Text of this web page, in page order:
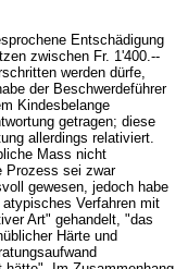
Entschädigung
zwischen Fr. 1'400.--
werden dürfe,
der Beschwerdeführer
Kindesbelange
getragen; diese
allerdings relativiert.
Mass nicht
Prozess sei zwar
gewesen, jedoch habe
Verfahren mit
Art" gehandelt, "das
Härte und